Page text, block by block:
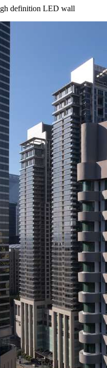
definition LED wall